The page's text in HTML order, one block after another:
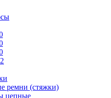
ремни (стяжки)
цепные